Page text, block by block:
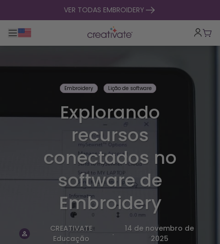
saltar para o conteúdoVER TODAS EMBROIDERY
Alternar entre navegação principal
Embroidery Lição de software
Explorando
recursos
conectados no
software de
Embroidery
CREATIVATE
Educação
.
14 de novembro de
2025